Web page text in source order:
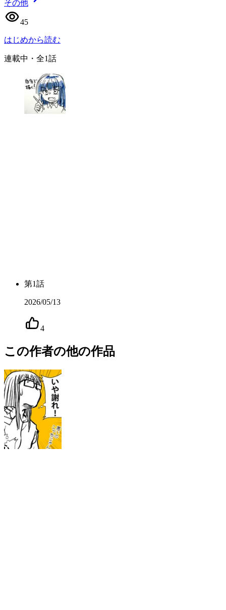
その他
45
はじめから読む
連載中 ・全1話
第1話
2026/05/13
4
この作者の他の作品